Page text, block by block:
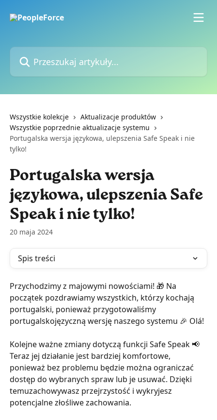
Przeszukaj artykuły...
Wszystkie kolekcje
Aktualizacje produktów
Wszystkie poprzednie aktualizacje systemu
Portugalska wersja językowa, ulepszenia Safe Speak i nie
tylko!
Portugalska wersja
językowa, ulepszenia Safe
Speak i nie tylko!
20 maja 2024
Spis treści
Przychodzimy z majowymi nowościami! 🎁 Na
początek pozdrawiamy wszystkich, którzy kochają
portugalski, ponieważ przygotowaliśmy
portugalskojęzyczną wersję naszego systemu 🎉 Olá!
Kolejne ważne zmiany dotyczą funkcji Safe Speak 📢
Teraz jej działanie jest bardziej komfortowe,
ponieważ bez problemu będzie można ograniczać
dostęp do wybranych spraw lub je usuwać. Dzięki
temuzachowywasz przejrzystość i wykryjesz
potencjalne złośliwe zachowania.